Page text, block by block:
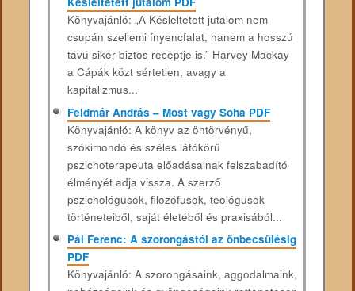
Könyvajánló: „A Késleltetett jutalom nem
csupán szellemi ínyencfalat, hanem a hosszú
távú siker biztos receptje is.” Harvey Mackay
a Cápák közt sértetlen, avagy a
kapitalizmus...
Feldmár András – Most vagy Soha PDF
Könyvajánló: A könyv az öntörvényű,
szókimondó és széles látókörű
pszichoterapeuta előadásainak felszabadító
élményét adja vissza. A szerző
pszichológusok, filozófusok, teológusok
történeteiből, saját életéből és praxisából...
Pál Ferenc: A szorongástól az önbecsülésig
PDF
Könyvajánló: A ​szorongásaink, aggodalmaink,